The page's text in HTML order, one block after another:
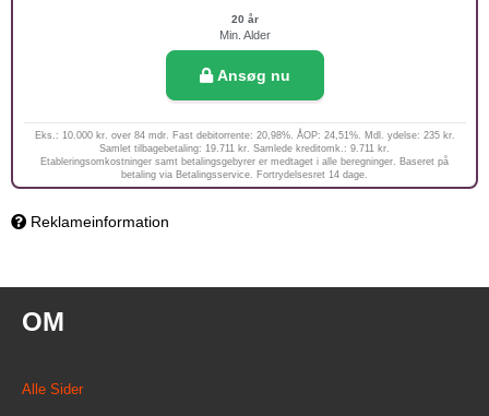
20 år
Min. Alder
Ansøg nu
Eks.: 10.000 kr. over 84 mdr. Fast debitorrente: 20,98%. ÅOP: 24,51%. Mdl. ydelse: 235 kr.
Samlet tilbagebetaling: 19.711 kr. Samlede kreditomk.: 9.711 kr.
Etableringsomkostninger samt betalingsgebyrer er medtaget i alle beregninger. Baseret på
betaling via Betalingsservice. Fortrydelsesret 14 dage.
Reklameinformation
OM
Alle Sider